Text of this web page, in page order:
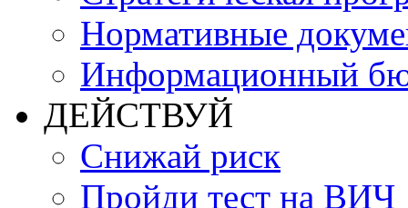
Нормативные
Информационный
ДЕЙСТВУЙ
Снижай риск
Пройди тест на ВИЧ